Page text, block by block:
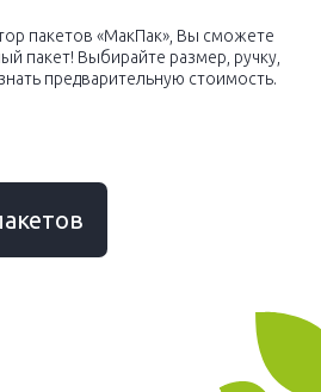
пакетов «МакПак», Вы сможете
пакет! Выбирайте размер, ручку,
предварительную стоимость.